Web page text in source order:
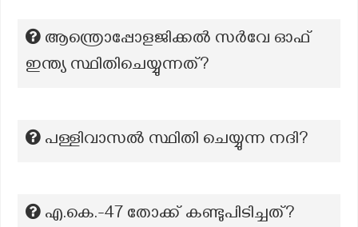
ആന്ത്രൊപ്പോളജിക്കൽ സർവേ ഓഫ്
ഇന്ത്യ സ്ഥിതിചെയ്യുന്നത്?
പള്ളിവാസല്‍ സ്ഥിതി ചെയ്യുന്ന നദി?
എ.കെ.-47 തോക്ക് കണ്ടുപിടിച്ചത്?